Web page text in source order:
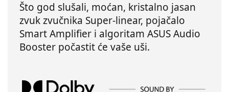
Što god slušali, moćan, kristalno jasan
zvuk zvučnika Super-linear, pojačalo
Smart Amplifier i algoritam ASUS Audio
Booster počastit će vaše uši.